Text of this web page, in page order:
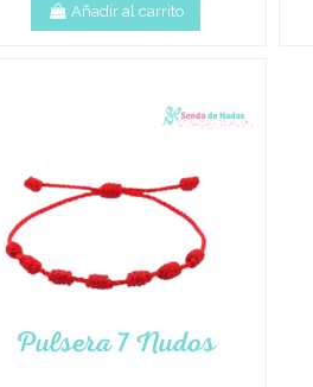
Añadir al carrito